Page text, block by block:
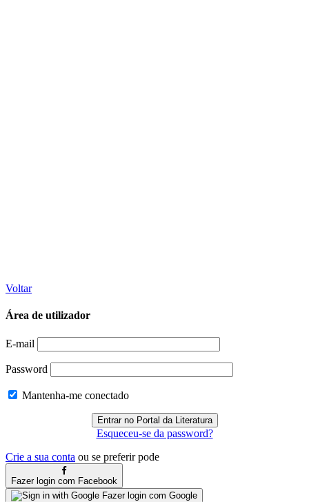
Voltar
Área de utilizador
E-mail
Password
Mantenha-me conectado
Esqueceu-se da password?
Crie a sua conta ou se preferir pode
Fazer login com Facebook
Fazer login com Google